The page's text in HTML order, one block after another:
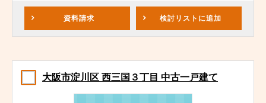
資料請求 検討リスト に追加
大阪市淀川区 西三国３丁目 中古一戸建て